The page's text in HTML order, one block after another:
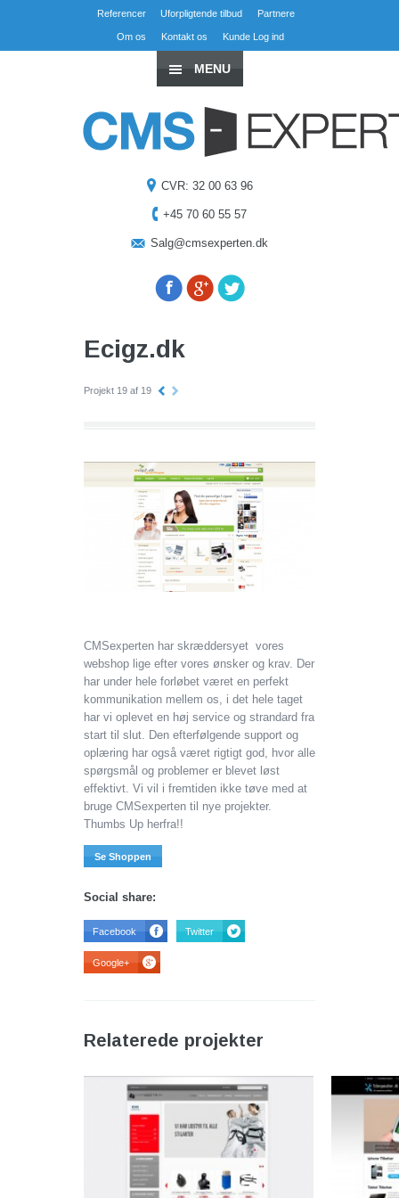
Referencer Uforpligtende tilbud Partnere
Om os Kontakt os Kunde Log ind
MENU
CVR: 32 00 63 96
+45 70 60 55 57
Salg@cmsexperten.dk
Ecigz.dk
Projekt 19 af 19
CMSexperten har skræddersyet vores
webshop lige efter vores ønsker og krav. Der
har under hele forløbet været en perfekt
kommunikation mellem os, i det hele taget
har vi oplevet en høj service og strandard fra
start til slut. Den efterfølgende support og
oplæring har også været rigtigt god, hvor alle
spørgsmål og problemer er blevet løst
effektivt. Vi vil i fremtiden ikke tøve med at
bruge CMSexperten til nye projekter.
Thumbs Up herfra!!
Se Shoppen
Social share:
Facebook Twitter
Google+
Relaterede projekter